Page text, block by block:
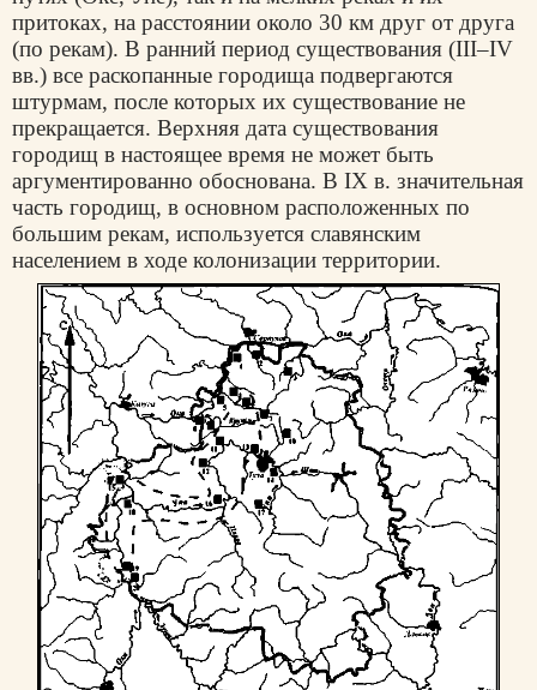
притоках, на расстоянии около 30 км друг от друга
(по рекам). В ранний период существования (III–IV
вв.) все раскопанные городища подвергаются
штурмам, после которых их существование не
прекращается. Верхняя дата существования
городищ в настоящее время не может быть
аргументированно обоснована. В IX в. значительная
часть городищ, в основном расположенных по
большим рекам, используется славянским
населением в ходе колонизации территории.